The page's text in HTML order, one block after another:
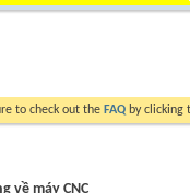
to check out the FAQ by clicking
về máy CNC